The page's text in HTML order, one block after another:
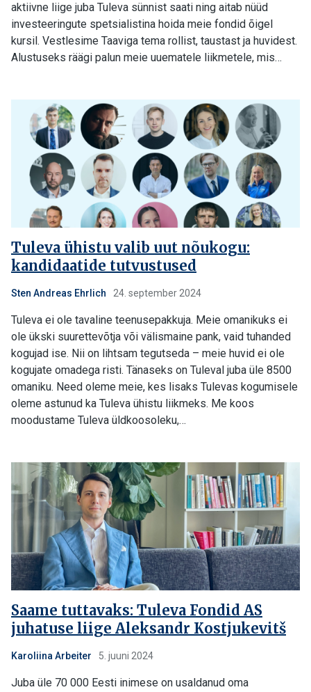
aktiivne liige juba Tuleva sünnist saati ning aitab nüüd
investeeringute spetsialistina hoida meie fondid õigel
kursil. Vestlesime Taaviga tema rollist, taustast ja huvidest.
Alustuseks räägi palun meie uuematele liikmetele, mis…
Tuleva ühistu valib uut nõukogu:
kandidaatide tutvustused
Sten Andreas Ehrlich 24. september 2024
Tuleva ei ole tavaline teenusepakkuja. Meie omanikuks ei
ole ükski suurettevõtja või välismaine pank, vaid tuhanded
kogujad ise. Nii on lihtsam tegutseda – meie huvid ei ole
kogujate omadega risti. Tänaseks on Tuleval juba üle 8500
omaniku. Need oleme meie, kes lisaks Tulevas kogumisele
oleme astunud ka Tuleva ühistu liikmeks. Me koos
moodustame Tuleva üldkoosoleku,…
Saame tuttavaks: Tuleva Fondid AS
juhatuse liige Aleksandr Kostjukevitš
Karoliina Arbeiter 5. juuni 2024
Juba üle 70 000 Eesti inimese on usaldanud oma